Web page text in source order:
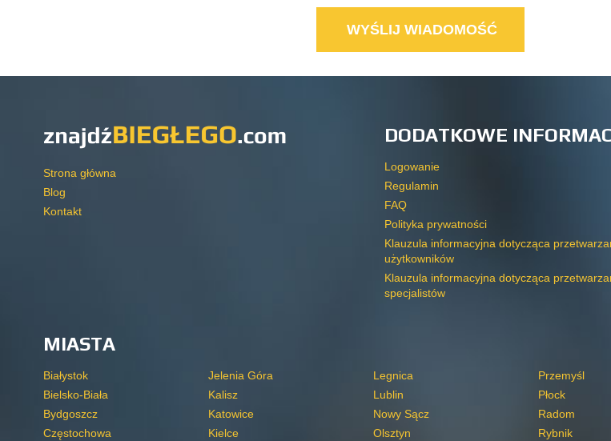
Strona główna
Blog
Kontakt
DODATKOWE
Logowanie
Regulamin
FAQ
Polityka prywatności
Klauzula informacyjna dotycząca
użytkowników
Klauzula informacyjna dotycząca
specjalistów
MIASTA
Białystok
Bielsko-Biała
Bydgoszcz
Częstochowa
Jelenia Góra
Kalisz
Katowice
Kielce
Legnica
Lublin
Nowy Sącz
Olsztyn
Przemyśl
Płock
Radom
Rybnik